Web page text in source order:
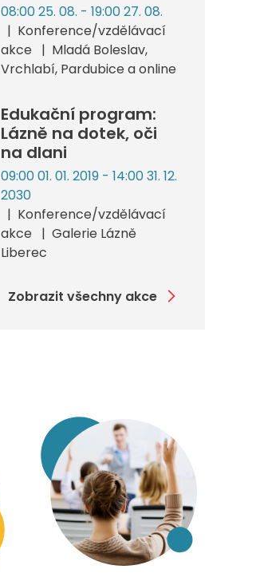
08:00 25. 08. - 19:00 27. 08.
Konference/vzdělávací
akce
Mladá Boleslav,
Vrchlabí, Pardubice a online
Edukační program:
Lázně na dotek, oči
na dlani
09:00 01. 01. 2019 - 14:00 31. 12.
2030
Konference/vzdělávací
akce
Galerie Lázně
Liberec
Zobrazit všechny akce